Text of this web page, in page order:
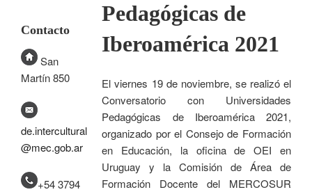
Pedagógicas de
Iberoamérica 2021
El viernes 19 de noviembre, se realizó el
Conversatorio con Universidades
Pedagógicas de Iberoamérica 2021,
organizado por el Consejo de Formación
en Educación, la oficina de OEI en
Uruguay y la Comisión de Área de
Formación Docente del MERCOSUR
Contacto
San
Martín 850
de.intercultural
@mec.gob.ar
+54 3794